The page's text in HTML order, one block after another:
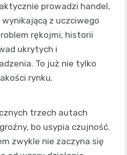
prowadzi handel,
z uczciwego
rękojmi, historii
ukrytych i
To już nie tylko
rynku.
trzech autach
bo usypia czujność.
zwykle nie zaczyna się